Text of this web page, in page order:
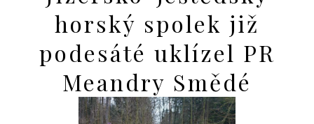
horský spolek již
podesáté uklízel PR
Meandry Smědé